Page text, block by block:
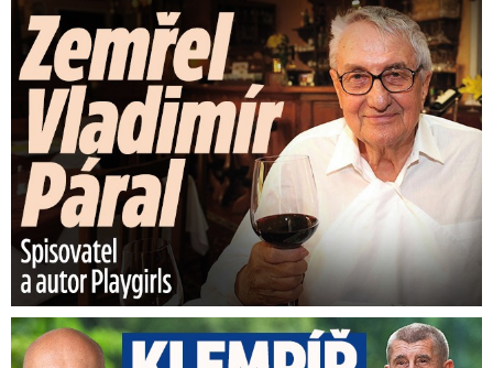
Zemřel Vladimír Páral (†94): Autor lechtivých Playgirls
Umělci tepou Klempíře: „Zcela nepřijatelné.“